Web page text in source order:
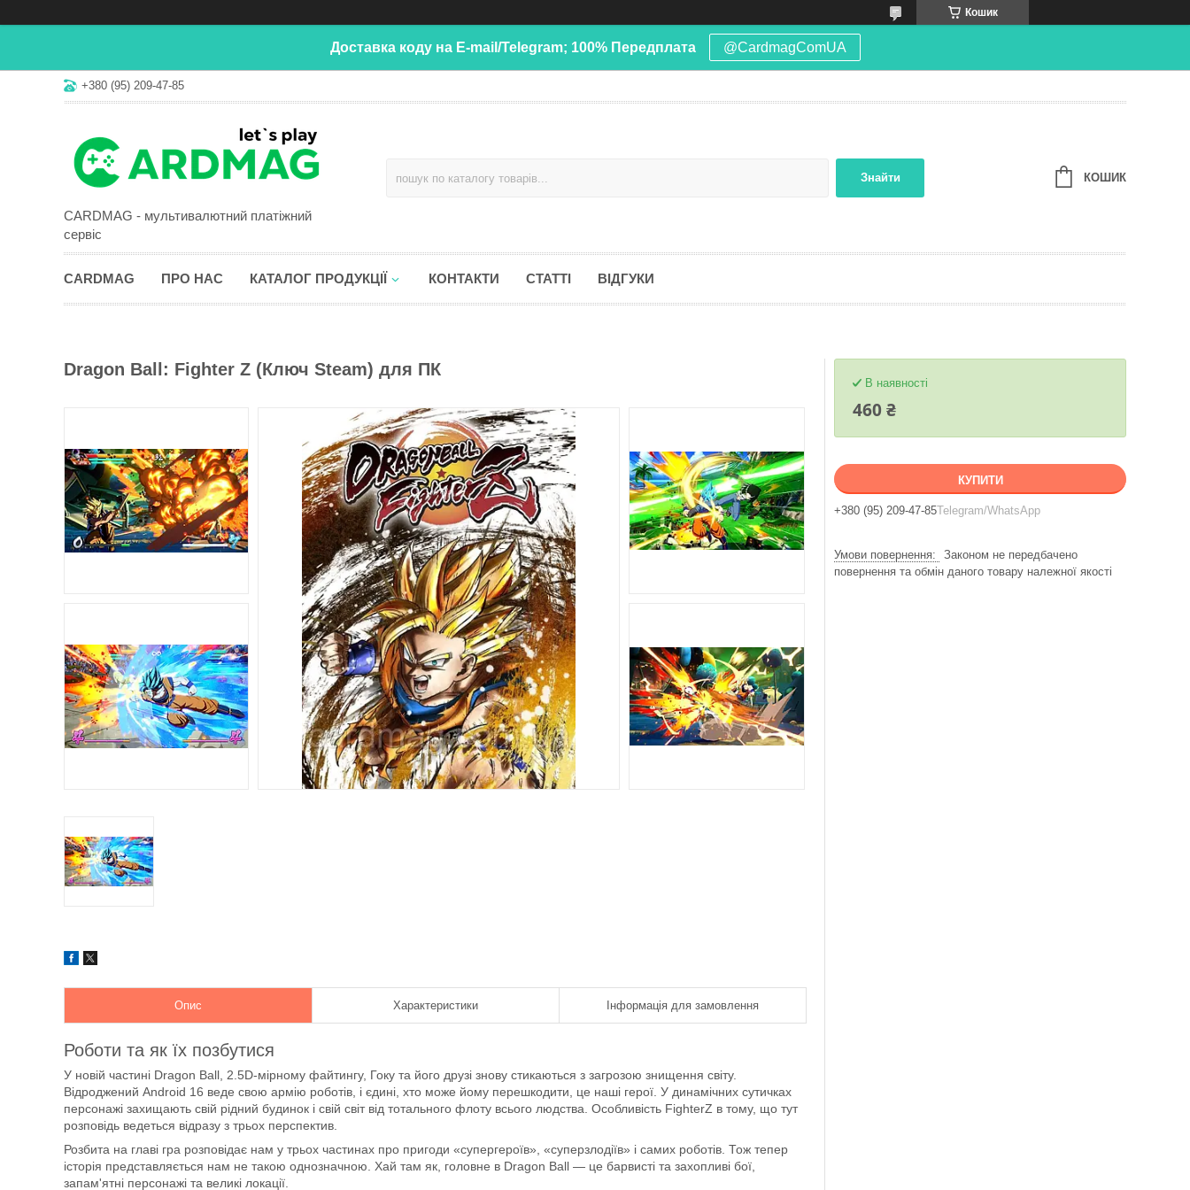
Кошик
Доставка коду на E-mail/Telegram; 100% Передплата @CardmagComUA
+380 (95) 209-47-85
CARDMAG - мультивалютний платіжний
сервіс
Знайти КОШИК
CARDMAG ПРО НАС КАТАЛОГ ПРОДУКЦІЇ КОНТАКТИ СТАТТІ ВІДГУКИ
Dragon Ball: Fighter Z (Ключ Steam) для ПК
Опис Характеристики Інформація для замовлення
Роботи та як їх позбутися
У новій частині Dragon Ball, 2.5D-мірному файтингу, Гоку та його друзі знову стикаються з загрозою знищення світу.
Відроджений Android 16 веде свою армію роботів, і єдині, хто може йому перешкодити, це наші герої. У динамічних сутичках
персонажі захищають свій рідний будинок і свій світ від тотального флоту всього людства. Особливість FighterZ в тому, що тут
розповідь ведеться відразу з трьох перспектив.
Розбита на главі гра розповідає нам у трьох частинах про пригоди «супергероїв», «суперзлодіїв» і самих роботів. Тож тепер
історія представляється нам не такою однозначною. Хай там як, головне в Dragon Ball — це барвисті та захопливі бої,
запам'ятні персонажі та великі локації.
В наявності
460 ₴
КУПИТИ
+380 (95) 209-47-85Telegram/WhatsApp
Законом не передбачено
повернення та обмін даного товару належної якості